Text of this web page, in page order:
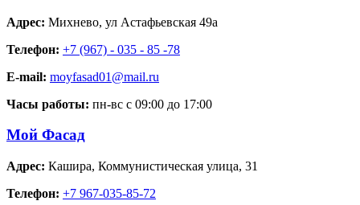
Адрес: Михнево, ул Астафьевская 49а
Телефон: +7 (967) - 035 - 85 -78
E-mail: moyfasad01@mail.ru
Часы работы: пн-вс с 09:00 до 17:00
Мой Фасад
Адрес: Кашира, Коммунистическая улица, 31
Телефон: +7 967-035-85-72